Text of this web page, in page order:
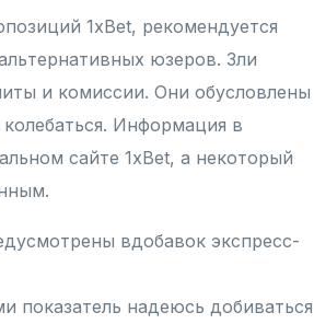
1xBet, рекомендуется
юзеров. Зли
и комиссии. Они обусловлены
Информация в
сайте 1xBet, а некоторый
вдобавок экспресс-
показатель надеюсь добиваться